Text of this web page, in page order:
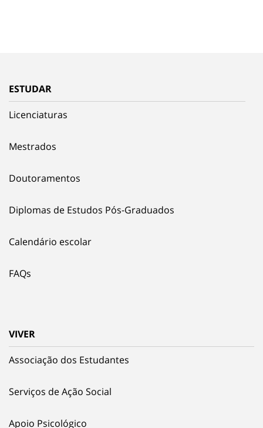
ESTUDAR
Licenciaturas
Mestrados
Doutoramentos
Diplomas de Estudos Pós-Graduados
Calendário escolar
FAQs
VIVER
Associação dos Estudantes
Serviços de Ação Social
Apoio Psicológico